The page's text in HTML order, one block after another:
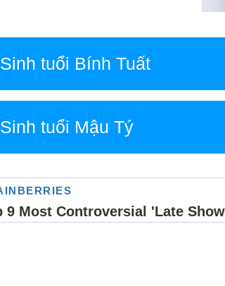
Sinh tuổi Bính Tuất
Sinh tuổi Mậu Tý